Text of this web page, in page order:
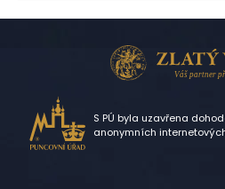
S PÚ byla uzavřena
anonymních